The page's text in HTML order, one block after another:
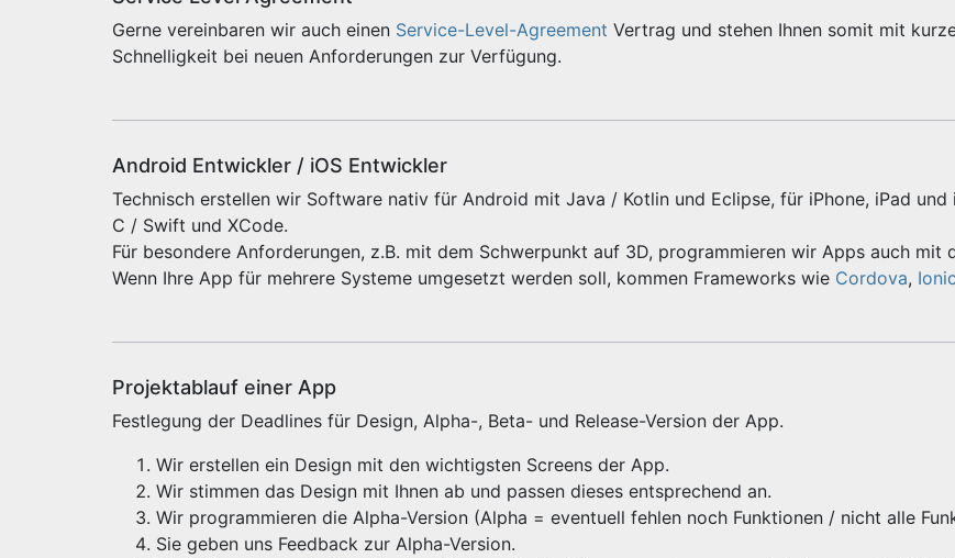
Gerne vereinbaren wir auch einen Service-Level-Agreement Vertrag und stehen Ihnen somit mit
Schnelligkeit bei neuen Anforderungen zur Verfügung.
Android Entwickler / iOS Entwickler
Technisch erstellen wir Software nativ für Android mit Java / Kotlin und Eclipse, für iPhone, iPad
C / Swift und XCode.
Für besondere Anforderungen, z.B. mit dem Schwerpunkt auf 3D, programmieren wir Apps auch mit
Wenn Ihre App für mehrere Systeme umgesetzt werden soll, kommen Frameworks wie Cordova, Ionic
Projektablauf einer App
Festlegung der Deadlines für Design, Alpha-, Beta- und Release-Version der App.
Wir erstellen ein Design mit den wichtigsten Screens der App.
Wir stimmen das Design mit Ihnen ab und passen dieses entsprechend an.
Wir programmieren die Alpha-Version (Alpha = eventuell fehlen noch Funktionen / nicht alle
Sie geben uns Feedback zur Alpha-Version.